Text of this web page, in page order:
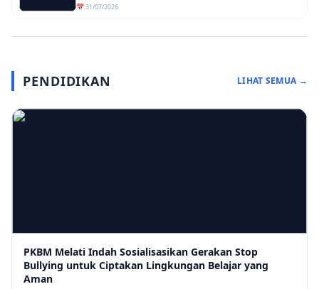
📅 31/07/2026
PENDIDIKAN LIHAT SEMUA →
PKBM Melati Indah Sosialisasikan Gerakan Stop
Bullying untuk Ciptakan Lingkungan Belajar yang
Aman